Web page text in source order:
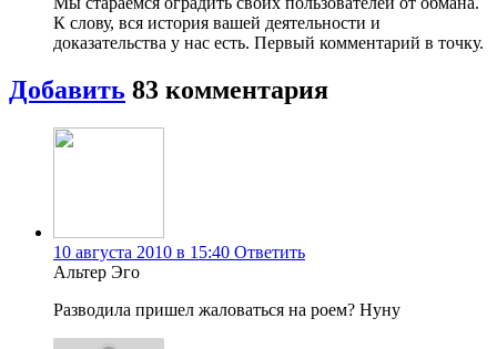
К слову, вся история вашей деятельности и
доказательства у нас есть. Первый комментарий в точку.
Добавить 83 комментария
10 августа 2010 в 15:40 Ответить
Альтер Эго
Разводила пришел жаловаться на роем? Нуну